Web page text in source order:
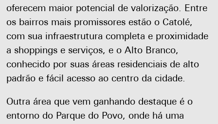
oferecem maior potencial de valorização. Entre
os bairros mais promissores estão o Catolé,
com sua infraestrutura completa e proximidade
a shoppings e serviços, e o Alto Branco,
conhecido por suas áreas residenciais de alto
padrão e fácil acesso ao centro da cidade.
Outra área que vem ganhando destaque é o
entorno do Parque do Povo, onde há uma